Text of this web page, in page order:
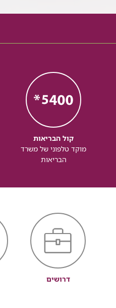
קול הבריאות
מוקד טלפוני של משרד
הבריאות
דרושים